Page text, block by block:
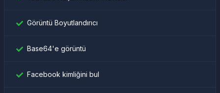
Görüntü Boyutlandırıcı
Base64'e görüntü
Facebook kimliğini bul